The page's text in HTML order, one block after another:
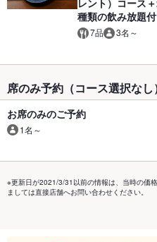
種類の飲み放題
7品 3名～
席のみ予約（コース選択なし
お席のみのご予約
1名～
※更新日が2021/3/31以前の情報は、当時の価
ましては直接店舗へお問い合わせください。